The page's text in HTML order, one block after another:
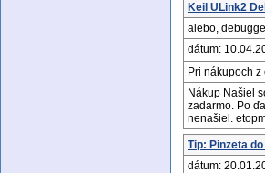
Keil ULink2
alebo,
dátum:
Pri nákupoch
Nákup Našiel
zadarmo. Po
nenašiel.
Tip: Pinzeta
dátum: